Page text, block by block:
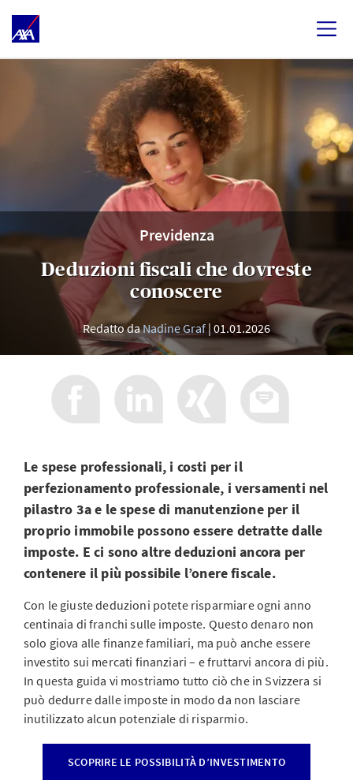
Previdenza
Deduzioni fiscali che dovreste
conoscere
Redatto daNadine Graf 01.01.2026
Le spese professionali, i costi per il
perfezionamento professionale, i versamenti nel
pilastro 3a e le spese di manutenzione per il
proprio immobile possono essere detratte dalle
imposte. E ci sono altre deduzioni ancora per
contenere il più possibile l’onere fiscale.
Con le giuste deduzioni potete risparmiare ogni anno
centinaia di franchi sulle imposte. Questo denaro non
solo giova alle finanze familiari, ma può anche essere
investito sui mercati finanziari – e fruttarvi ancora di più.
In questa guida vi mostriamo tutto ciò che in Svizzera si
può dedurre dalle imposte in modo da non lasciare
inutilizzato alcun potenziale di risparmio.
SCOPRIRE LE POSSIBILITÀ D’INVESTIMENTO